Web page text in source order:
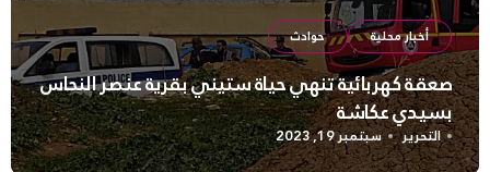
أخبار محلية حوادث
صعقة كهربائية تنهي حياة ستيني بقرية عنصر النحاس
بسيدي عكاشة
التحرير سبتمبر 19, 2023